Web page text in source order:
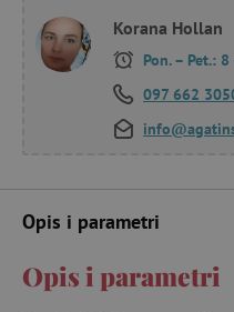
Korana Hollan
Pon. – Pet.:
097 662
Opis i parametri
Opis i parametri